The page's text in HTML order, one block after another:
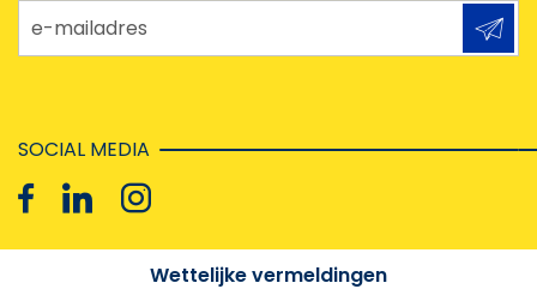
e-mailadres
SOCIAL MEDIA
Wettelijke vermeldingen